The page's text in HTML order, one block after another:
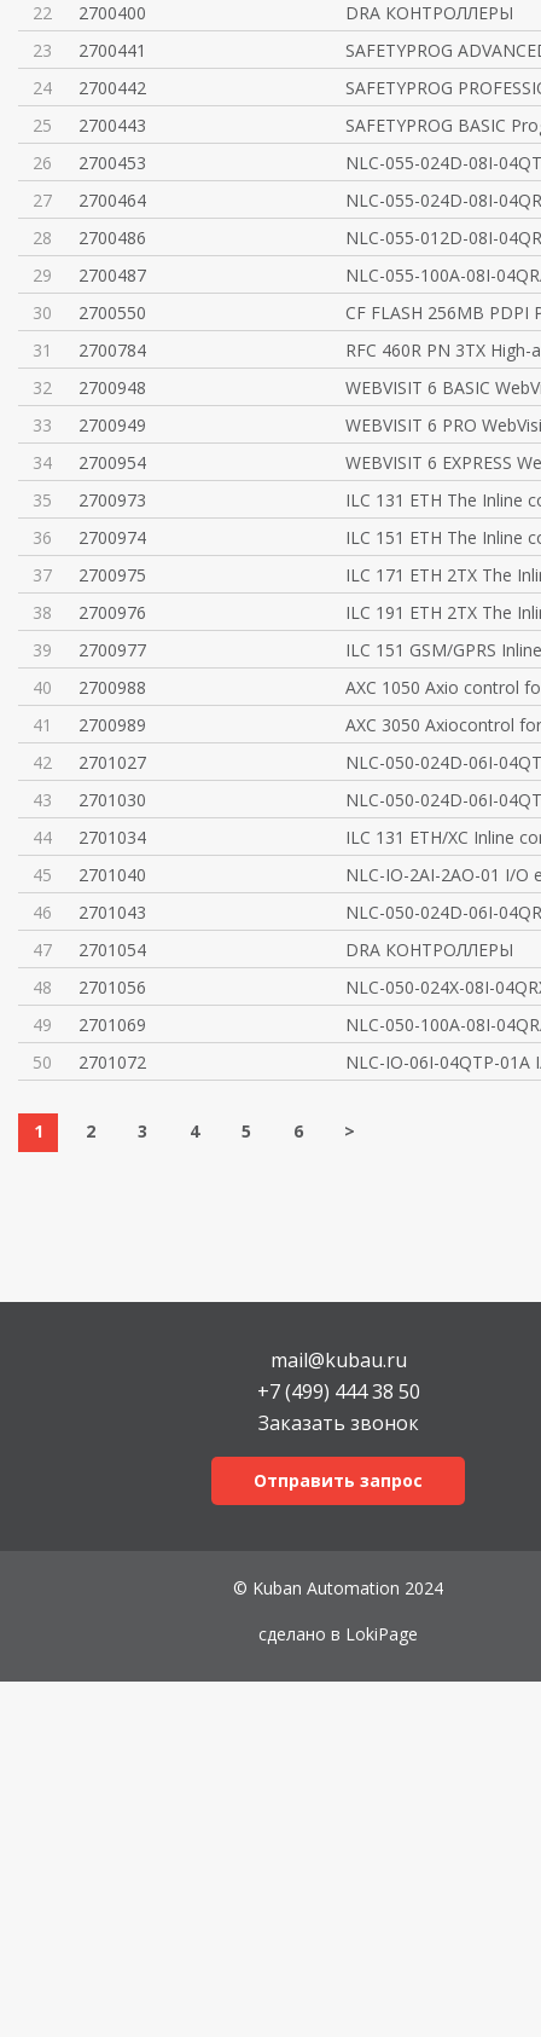
22
2700400
DRA КОНТРОЛЛЕРЫ
23
2700441
SAFETYPROG
24
2700442
SAFETYPROG
25
2700443
SAFETYPROG BASIC
26
2700453
NLC-055-024D-08I-
27
2700464
NLC-055-024D-08I-
28
2700486
NLC-055-012D-08I-
29
2700487
NLC-055-100A-08I-
30
2700550
CF FLASH 256MB PDPI
31
2700784
RFC 460R PN 3TX High-
32
2700948
WEBVISIT 6 BASIC
33
2700949
WEBVISIT 6 PRO
34
2700954
WEBVISIT 6 EXPRESS
35
2700973
ILC 131 ETH The Inline
36
2700974
ILC 151 ETH The Inline
37
2700975
ILC 171 ETH 2TX The
38
2700976
ILC 191 ETH 2TX The
39
2700977
ILC 151 GSM/GPRS
40
2700988
AXC 1050 Axio control
41
2700989
AXC 3050 Axiocontrol
42
2701027
NLC-050-024D-06I-
43
2701030
NLC-050-024D-06I-
44
2701034
ILC 131 ETH/XC Inline
45
2701040
NLC-IO-2AI-2AO-01 I/O
46
2701043
NLC-050-024D-06I-
47
2701054
DRA КОНТРОЛЛЕРЫ
48
2701056
NLC-050-024X-08I-
49
2701069
NLC-050-100A-08I-
50
2701072 NLC-IO-06I-04QTP-01A
1 2 3 4 5 6 >
mail@kubau.ru
+7 (499) 444 38 50
Заказать звонок
Отправить запрос
© Kuban Automation 2024
сделано в LokiPage